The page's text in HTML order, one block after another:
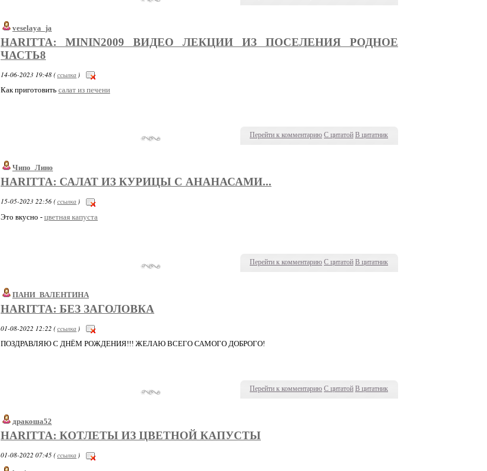
veselaya_ja
HARITTA: MININ2009 ВИДЕО ЛЕКЦИИ ИЗ ПОСЕЛЕНИЯ РОДНОЕ
ЧАСТЬ8
14-06-2023 19:48 (ссылка )
Как приготовить салат из печени
Перейти к комментарию С цитатой В цитатник
Чипо_Лино
HARITTA: САЛАТ ИЗ КУРИЦЫ С АНАНАСАМИ...
15-05-2023 22:56 (ссылка )
Это вкусно - цветная капуста
Перейти к комментарию С цитатой В цитатник
ПАНИ_ВАЛЕНТИНА
HARITTA: БЕЗ ЗАГОЛОВКА
01-08-2022 12:22 (ссылка )
ПОЗДРАВЛЯЮ С ДНЁМ РОЖДЕНИЯ!!! ЖЕЛАЮ ВСЕГО САМОГО ДОБРОГО!
Перейти к комментарию С цитатой В цитатник
дракоша52
HARITTA: КОТЛЕТЫ ИЗ ЦВЕТНОЙ КАПУСТЫ
01-08-2022 07:45 (ссылка )